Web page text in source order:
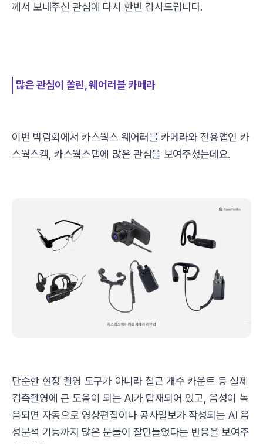
께서 보내주신 관심에 다시 한번 감사드립니다.
많은 관심이 쏠린, 웨어러블 카메라
이번 박람회에서 카스웍스 웨어러블 카메라와 전용앱인 카
스웍스캠, 카스웍스탭에 많은 관심을 보여주셨는데요.
단순한 현장 촬영 도구가 아니라 철근 개수 카운트 등 실제
검측촬영에 큰 도움이 되는 AI가 탑재되어 있고, 음성이 녹
음되면 자동으로 영상편집이나 공사일보가 작성되는 AI 음
성분석 기능까지 많은 분들이 잘만들었다는 반응을 보여주